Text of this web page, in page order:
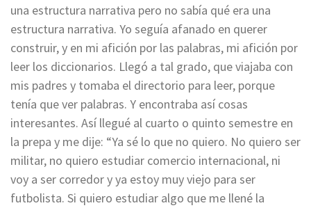
una estructura narrativa pero no sabía qué era una
estructura narrativa. Yo seguía afanado en querer
construir, y en mi afición por las palabras, mi afición por
leer los diccionarios. Llegó a tal grado, que viajaba con
mis padres y tomaba el directorio para leer, porque
tenía que ver palabras. Y encontraba así cosas
interesantes. Así llegué al cuarto o quinto semestre en
la prepa y me dije: “Ya sé lo que no quiero. No quiero ser
militar, no quiero estudiar comercio internacional, ni
voy a ser corredor y ya estoy muy viejo para ser
futbolista. Si quiero estudiar algo que me llené la